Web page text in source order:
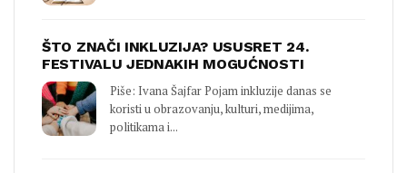
ŠTO ZNAČI INKLUZIJA? USUSRET 24.
FESTIVALU JEDNAKIH MOGUĆNOSTI
Piše: Ivana Šajfar Pojam inkluzije danas se
koristi u obrazovanju, kulturi, medijima,
politikama i...